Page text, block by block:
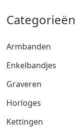
Categorieën
Armbanden
Enkelbandjes
Graveren
Horloges
Kettingen